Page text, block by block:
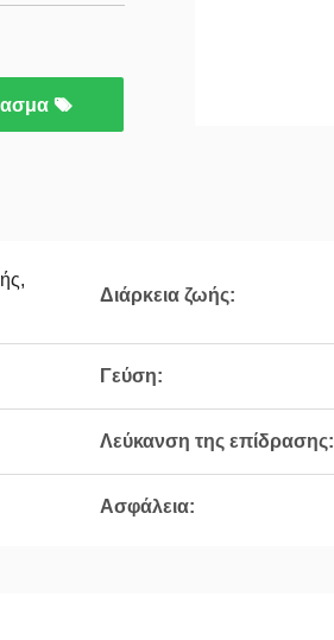
Διάρκεια ζωής:
Γεύση:
Λεύκανση της επίδρασης:
Ασφάλεια: